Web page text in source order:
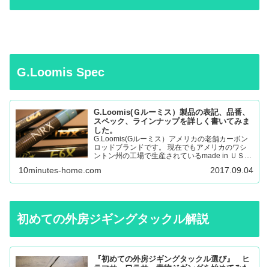
G.Loomis Spec
G.Loomis(Ｇルーミス）製品の表記、品番、
スペック、ラインナップを詳しく書いてみま
した。
G.Loomis(Gルーミス）アメリカの老舗カーボン
ロッドブランドです。 現在でもアメリカのワシ
ントン州の工場で生産されているmade in ＵＳＡ
ド、、サーモントラウト、パンフィッシュ、ウォ
ール…
10minutes-home.com 2017.09.04
初めての外房ジギングタックル解説
『初めての外房ジギングタックル選び』 ヒ